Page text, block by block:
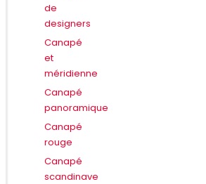
de
designers
Canapé
et
méridienne
Canapé
panoramique
Canapé
rouge
Canapé
scandinave